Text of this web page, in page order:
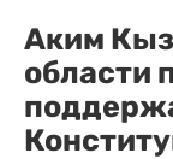
Аким
области